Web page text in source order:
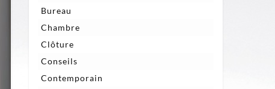
Bureau
Chambre
Clôture
Conseils
Contemporain